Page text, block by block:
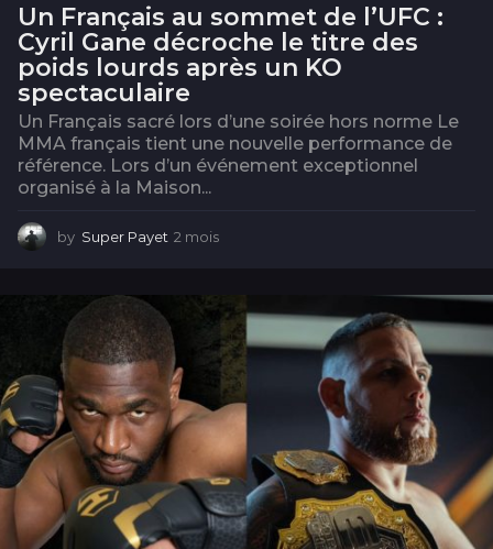
Un Français au sommet de l’UFC :
Cyril Gane décroche le titre des
poids lourds après un KO
spectaculaire
Un Français sacré lors d’une soirée hors norme Le
MMA français tient une nouvelle performance de
référence. Lors d’un événement exceptionnel
organisé à la Maison...
by Super Payet 2 mois
s